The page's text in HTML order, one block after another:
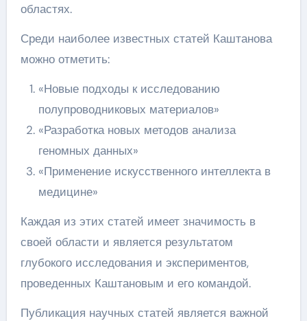
областях.
Среди наиболее известных статей Каштанова
можно отметить:
«Новые подходы к исследованию
полупроводниковых материалов»
«Разработка новых методов анализа
геномных данных»
«Применение искусственного интеллекта в
медицине»
Каждая из этих статей имеет значимость в
своей области и является результатом
глубокого исследования и экспериментов,
проведенных Каштановым и его командой.
Публикация научных статей является важной